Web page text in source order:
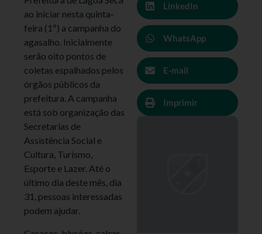
ao iniciar nesta quinta-
feira (1º) a campanha do
agasalho. Inicialmente
serão oito pontos de
coletas espalhados pelos
órgãos públicos da
prefeitura. A campanha
está sob organização das
Secretarias de
Assistência Social e
Cultura, Turismo,
Esporte e Lazer. Até o
último dia deste mês, dia
31, pessoas interessadas
podem ajudar.
LinkedIn
WhatsApp
E-mail
Imprimir